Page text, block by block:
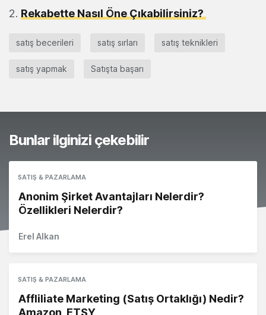
Rekabette Nasıl Öne Çıkabilirsiniz?
satış becerileri satış sırları satış teknikleri
satış yapmak Satışta başarı
Bunlar ilginizi çekebilir
SATIŞ & PAZARLAMA
Anonim Şirket Avantajları Nelerdir?
Özellikleri Nelerdir?
Erel Alkan
SATIŞ & PAZARLAMA
Affliliate Marketing (Satış Ortaklığı) Nedir?
Amazon, ETSY